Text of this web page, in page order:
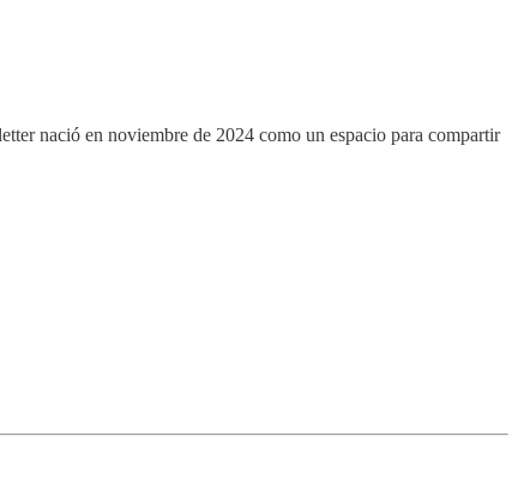
nació en noviembre de 2024 como un espacio para compartir